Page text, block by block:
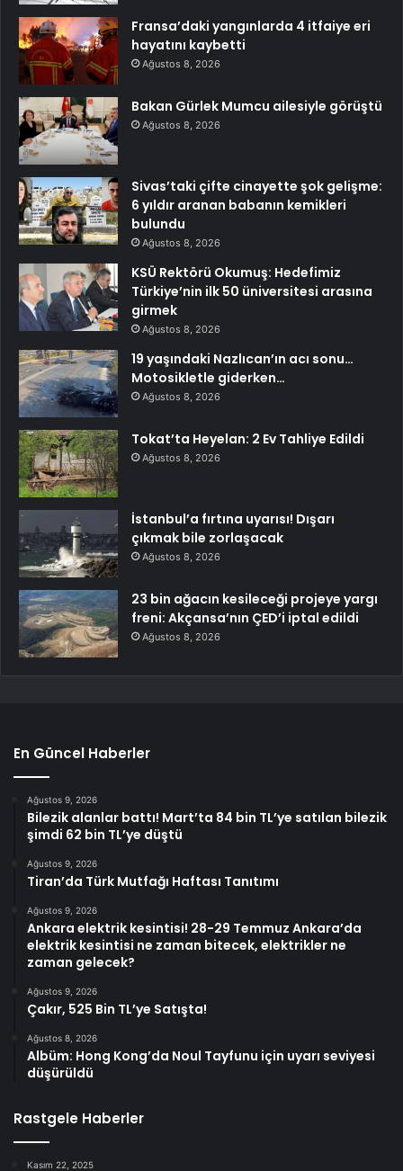
Fransa’daki yangınlarda 4 itfaiye eri
hayatını kaybetti
Ağustos 8, 2026
Bakan Gürlek Mumcu ailesiyle görüştü
Ağustos 8, 2026
Sivas’taki çifte cinayette şok gelişme:
6 yıldır aranan babanın kemikleri
bulundu
Ağustos 8, 2026
KSÜ Rektörü Okumuş: Hedefimiz
Türkiye’nin ilk 50 üniversitesi arasına
girmek
Ağustos 8, 2026
19 yaşındaki Nazlıcan’ın acı sonu…
Motosikletle giderken…
Ağustos 8, 2026
Tokat’ta Heyelan: 2 Ev Tahliye Edildi
Ağustos 8, 2026
İstanbul’a fırtına uyarısı! Dışarı
çıkmak bile zorlaşacak
Ağustos 8, 2026
23 bin ağacın kesileceği projeye yargı
freni: Akçansa’nın ÇED’i iptal edildi
Ağustos 8, 2026
En Güncel Haberler
Ağustos 9, 2026
Bilezik alanlar battı! Mart’ta 84 bin TL’ye satılan bilezik
şimdi 62 bin TL’ye düştü
Ağustos 9, 2026
Tiran’da Türk Mutfağı Haftası Tanıtımı
Ağustos 9, 2026
Ankara elektrik kesintisi! 28-29 Temmuz Ankara’da
elektrik kesintisi ne zaman bitecek, elektrikler ne
zaman gelecek?
Ağustos 9, 2026
Çakır, 525 Bin TL’ye Satışta!
Ağustos 8, 2026
Albüm: Hong Kong’da Noul Tayfunu için uyarı seviyesi
düşürüldü
Rastgele Haberler
Kasım 22, 2025